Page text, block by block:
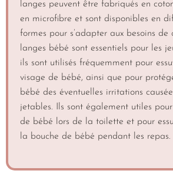
langes peuvent être fabriqués en
en microfibre et sont disponibles en
formes pour s’adapter aux besoins de
langes bébé sont essentiels pour les
ils sont utilisés fréquemment pour
visage de bébé, ainsi que pour
bébé des éventuelles irritations
jetables. Ils sont également utiles
de bébé lors de la toilette et pour
la bouche de bébé pendant les repas.